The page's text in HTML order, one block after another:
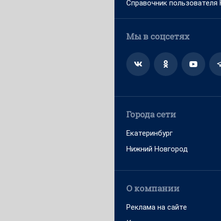
Справочник пользователя
Мы в соцсетях
Города сети
Екатеринбург
Нижний Новгород
О компании
Реклама на сайте